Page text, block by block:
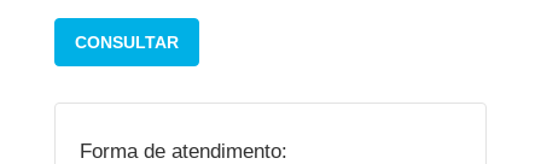
CONSULTAR
Forma de atendimento: